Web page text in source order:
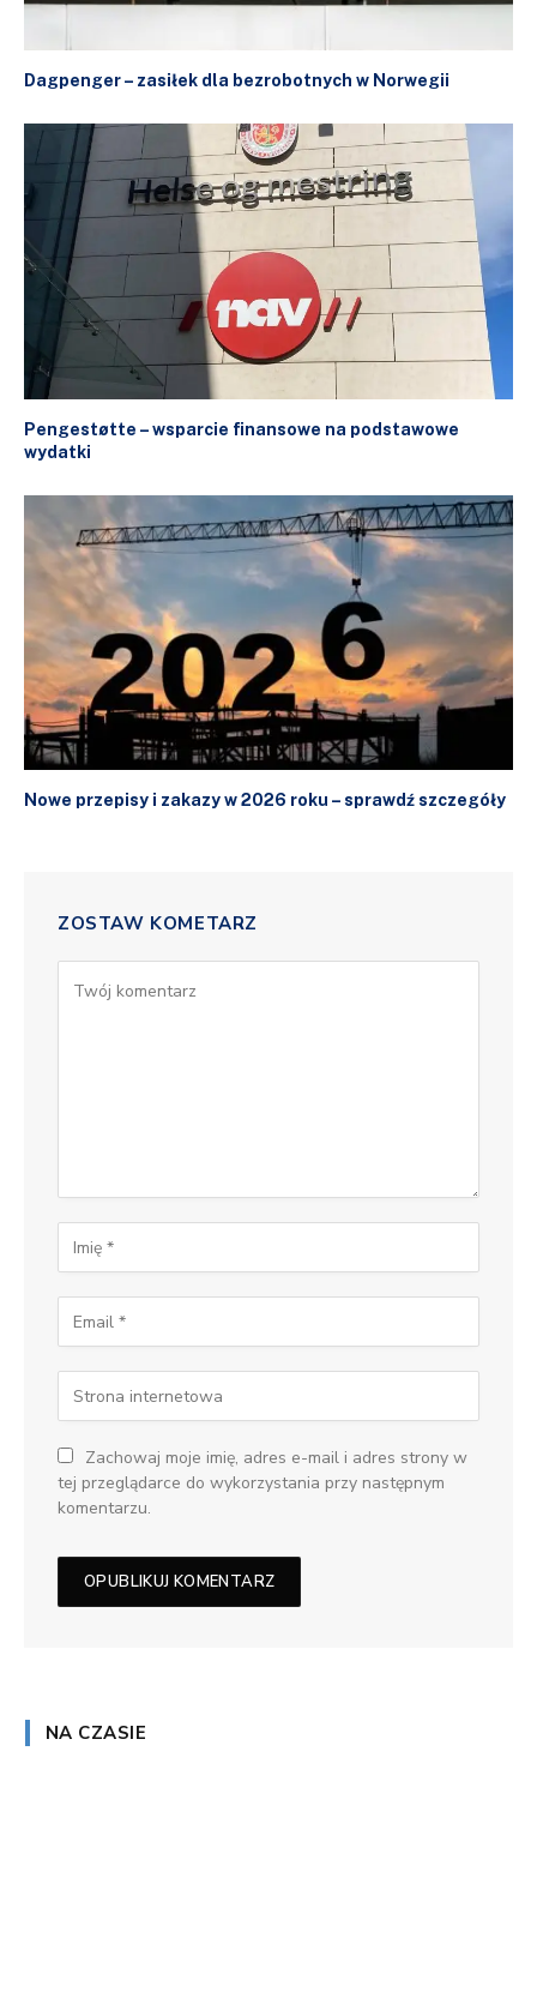
Dagpenger – zasiłek dla bezrobotnych w Norwegii
Pengestøtte – wsparcie finansowe na podstawowe
wydatki
Nowe przepisy i zakazy w 2026 roku – sprawdź szczegóły
ZOSTAW KOMETARZ
Zachowaj moje imię, adres e-mail i adres strony w
tej przeglądarce do wykorzystania przy następnym
komentarzu.
NA CZASIE